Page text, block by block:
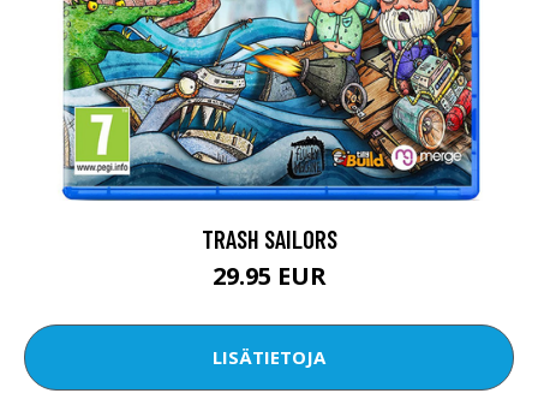
TRASH SAILORS
29.95 EUR
LISÄTIETOJA